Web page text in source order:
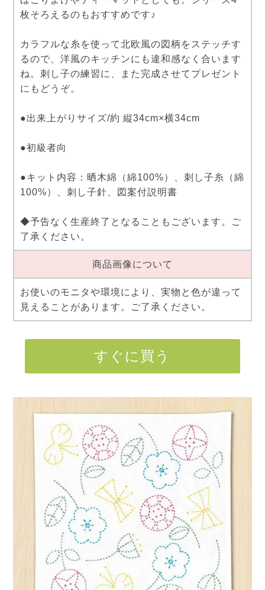
枚そろえるのもおすすめです♪
カラフルな糸を使って北欧風の図柄をステッチす
るので、洋風のキッチンにも違和感なく合います
ね。刺し子の練習に、また完成させてプレゼント
にもどうぞ。
●出来上がりサイズ/約 縦34cm×横34cm
●初級者向
●キット内容：晒木綿（綿100%）、刺し子糸（綿
100%）、刺し子針、図案付説明書
◆予告なく生産終了となることもございます。ご
了承ください。
商品画像について
お使いのモニタや環境により、実物と色が違って
見えることがあります。ご了承ください。
すぐに買う